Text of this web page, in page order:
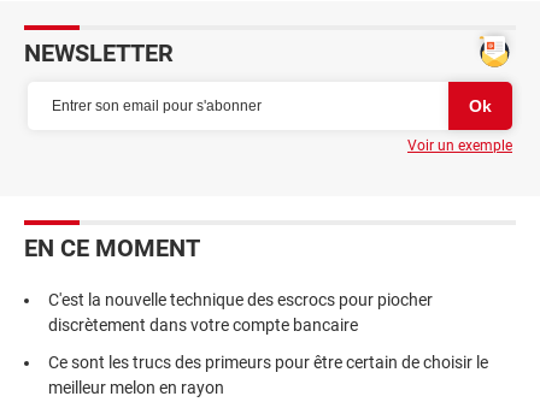
NEWSLETTER
Voir un exemple
EN CE MOMENT
C'est la nouvelle technique des escrocs pour piocher
discrètement dans votre compte bancaire
Ce sont les trucs des primeurs pour être certain de choisir le
meilleur melon en rayon